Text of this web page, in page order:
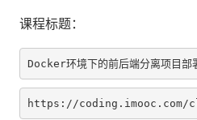
课程标题：
Docker环境下的前后端分离项目部
https://coding.imooc.com/